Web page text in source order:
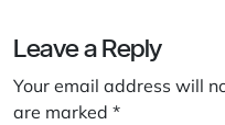
Leave a Reply
Your email address will
are marked *